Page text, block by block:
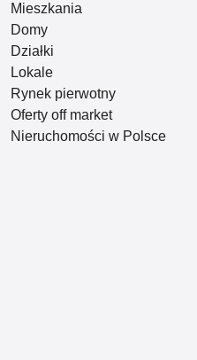
Mieszkania
Domy
Działki
Lokale
Rynek pierwotny
Oferty off market
Nieruchomości w Polsce